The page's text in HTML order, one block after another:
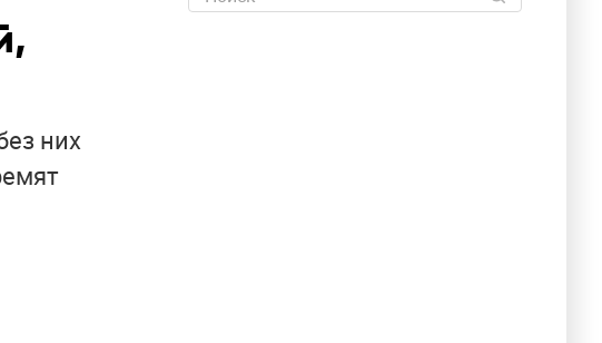
них